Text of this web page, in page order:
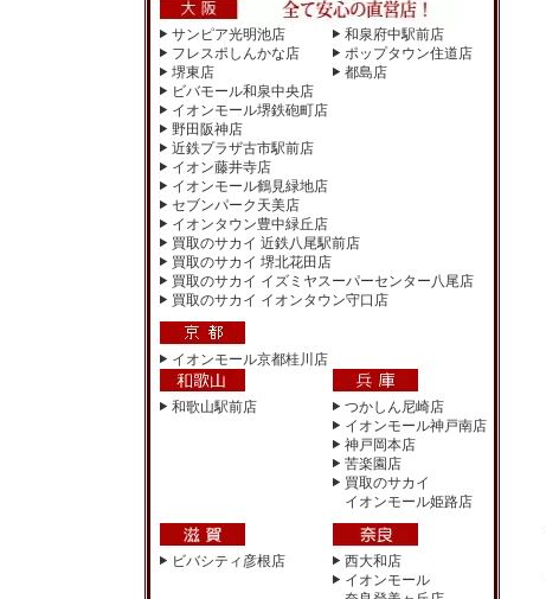
サンピア光明池店
フレスポしんかな店
堺東店
和泉府中駅前店
ポップタウン住道店
都島店
ビバモール和泉中央店
イオンモール堺鉄砲町店
野田阪神店
近鉄プラザ古市駅前店
イオン藤井寺店
イオンモール鶴見緑地店
セブンパーク天美店
イオンタウン豊中緑丘店
買取のサカイ 近鉄八尾駅前店
買取のサカイ 堺北花田店
買取のサカイ イズミヤスーパーセンター八尾店
買取のサカイ イオンタウン守口店
イオンモール京都桂川店
和歌山駅前店
つかしん尼崎店
イオンモール神戸南店
神戸岡本店
苦楽園店
買取のサカイ
イオンモール姫路店
ビバシティ彦根店
西大和店
イオンモール